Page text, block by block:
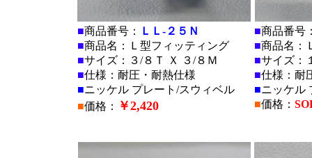
■商品番号：
ＬＬ-２５Ｎ
■商品名：Ｌ型フィッティング
■サイズ：３/８Ｔ Ｘ ３/８Ｍ
■仕様：耐圧・耐熱仕様
■ニッケル プレート/スウィベル
■価格： ￥2,420
■商品番号
■商品名：
■サイズ：
■仕様：耐
■ニッケル
■価格：